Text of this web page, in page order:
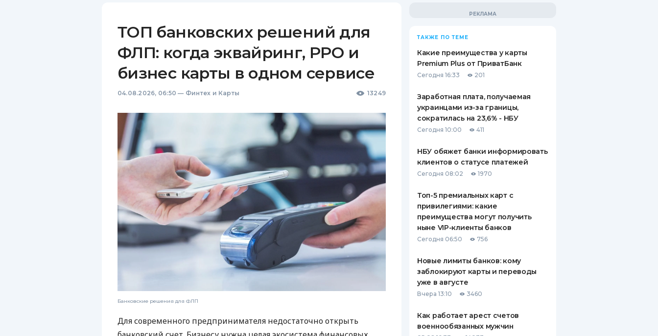
ТОП банковских решений для
ФЛП: когда эквайринг, РРО и
бизнес карты в одном сервисе
04.08.2026, 06:50 — Финтех и Карты 13249
Банковские решения для ФЛП
Для современного предпринимателя недостаточно открыть
ТАКЖЕ ПО ТЕМЕ
Какие преимущества у карты
Premium Plus от ПриватБанк
Сегодня 16:33 201
Заработная плата, получаемая
украинцами из-за границы,
сократилась на 23,6% - НБУ
Сегодня 10:00 411
НБУ обяжет банки информировать
клиентов о статусе платежей
Сегодня 08:02 1970
Топ-5 премиальных карт с
привилегиями: какие
преимущества могут получить
ныне VIP-клиенты банков
Сегодня 06:50 756
Новые лимиты банков: кому
заблокируют карты и переводы
уже в августе
Вчера 13:10 3460
Как работает арест счетов
военнообязанных мужчин